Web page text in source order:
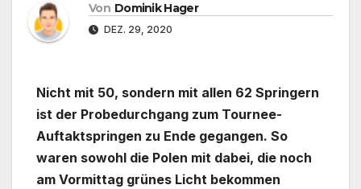
Von Dominik Hager
DEZ. 29, 2020
Nicht mit 50, sondern mit allen 62 Springern
ist der Probedurchgang zum Tournee-
Auftaktspringen zu Ende gegangen. So
waren sowohl die Polen mit dabei, die noch
am Vormittag grünes Licht bekommen